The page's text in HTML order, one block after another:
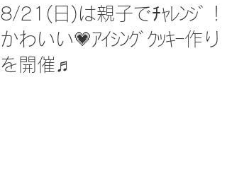
8/21(日)は親子でﾁｬﾚﾝｼﾞ！
かわいい💗ｱｲｼﾝｸﾞｸｯｷｰ作り
を開催♬